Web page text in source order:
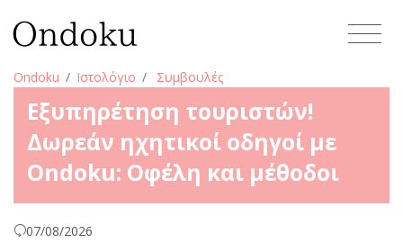
Ondoku Ιστολόγιο Συμβουλές
Εξυπηρέτηση τουριστών!
Δωρεάν ηχητικοί οδηγοί με
Ondoku: Οφέλη και μέθοδοι
07/08/2026